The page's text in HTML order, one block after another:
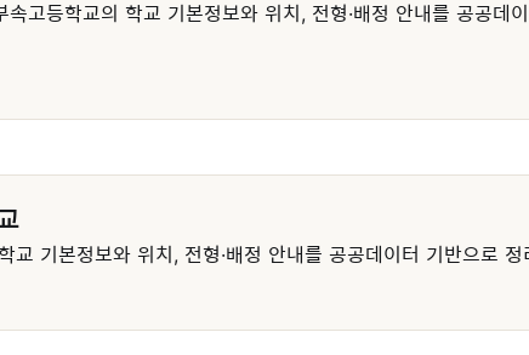
속고등학교의 학교 기본정보와 위치, 전형·배정 안내를 공공데
교 기본정보와 위치, 전형·배정 안내를 공공데이터 기반으로 정